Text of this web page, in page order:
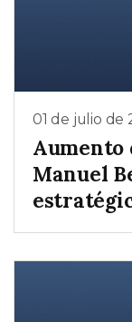
01 de julio de
Aumento
Manuel